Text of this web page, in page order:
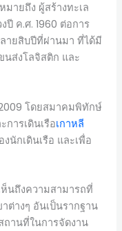
ายถึง ผู้สร้างทะเล
ค.ศ. 1960 ต่อการ
ลายสิบปีที่ผ่านมา ที่ได้มี
นส่งโลจิสติก และ
โดยสมาคมพิทักษ์
การเดินเรือเกาหลี
นักเดินเรือ และเพื่อ
ห็นถึงความสามารถที่
ต่างๆ อันเป็นรากฐาน
านที่ในการจัดงาน